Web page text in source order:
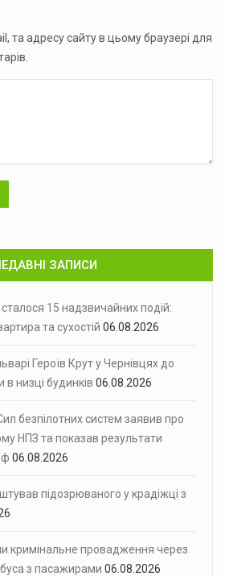
та адресу сайту в цьому браузері для
ЗАПИСИ
15 надзвичайних подій:
та сухостій 06.08.2026
Героїв Крут у Чернівцях до
низці будинків 06.08.2026
безпілотних систем заявив про
НПЗ та показав результати
06.08.2026
підозрюваного у крадіжці з
кримінальне провадження через
з пасажирами 06.08.2026